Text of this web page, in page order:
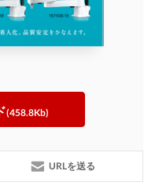
(458.8Kb)
URLを送る